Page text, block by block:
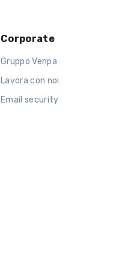
Corporate
Gruppo Venpa
Lavora con noi
Email security